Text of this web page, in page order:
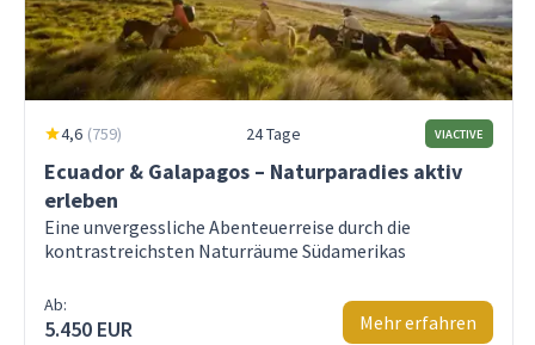
4,6 (759) 24 Tage VIACTIVE
Ecuador & Galapagos – Naturparadies aktiv
erleben
Eine unvergessliche Abenteuerreise durch die
kontrastreichsten Naturräume Südamerikas
Ab:
5.450 EUR Mehr erfahren